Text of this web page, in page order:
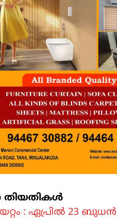
തിയതികൾ
: ഏപ്രിൽ 23 ബുധൻ